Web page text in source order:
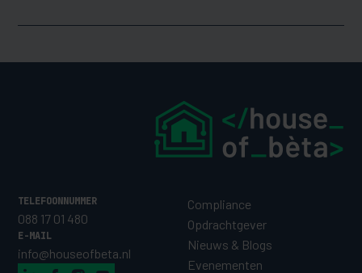
TELEFOONNUMMER
088 17 01 480
E-MAIL
info@houseofbeta.nl
Compliance
Opdrachtgever
Nieuws & Blogs
Evenementen